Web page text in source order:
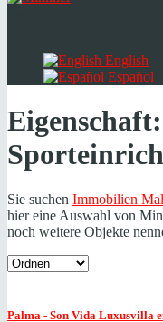
English
Español
Eigenschaft:
Sie suchen Immobilien
hier eine Auswahl von
noch weitere Objekte
Palma - Son Vida Luxusvilla